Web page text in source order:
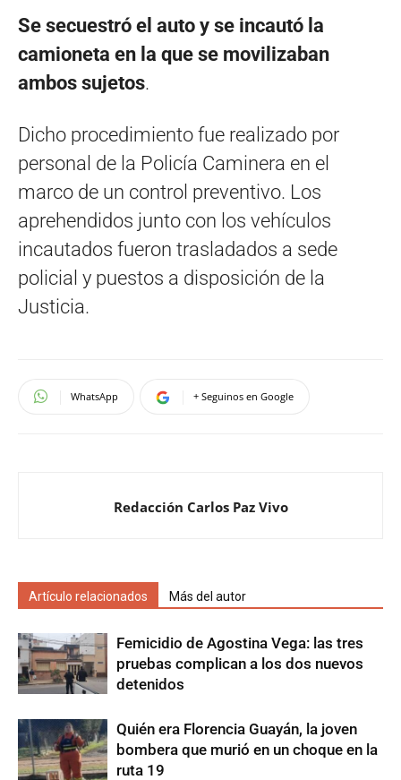
Se secuestró el auto y se incautó la
camioneta en la que se movilizaban
ambos sujetos.
Dicho procedimiento fue realizado por
personal de la Policía Caminera en el
marco de un control preventivo. Los
aprehendidos junto con los vehículos
incautados fueron trasladados a sede
policial y puestos a disposición de la
Justicia.
WhatsApp + Seguinos en Google
Redacción Carlos Paz Vivo
Artículo relacionados Más del autor
Femicidio de Agostina Vega: las tres
pruebas complican a los dos nuevos
detenidos
Quién era Florencia Guayán, la joven
bombera que murió en un choque en la
ruta 19